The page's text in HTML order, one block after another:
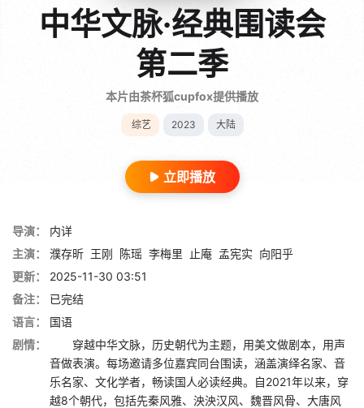
中华文脉·经典围读会
第二季
本片由茶杯狐cupfox提供播放
综艺 2023 大陆
立即播放
导演：
内详
主演：
濮存昕 王刚 陈瑶 李梅里 止庵 孟宪实 向阳乎
更新：
2025-11-30 03:51
备注：
已完结
语言：
国语
剧情：
穿越中华文脉，历史朝代为主题，用美文做剧本，用声
音做表演。每场邀请多位嘉宾同台围读，涵盖演绎名家、音
乐名家、文化学者，畅读国人必读经典。自2021年以来，穿
越8个朝代，包括先秦风雅、泱泱汉风、魏晋风骨、大唐风